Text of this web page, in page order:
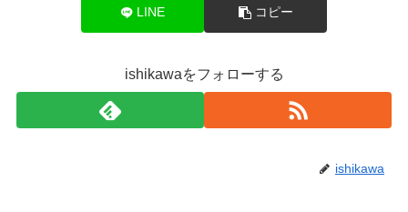
LINE コピー
ishikawaをフォローする
ishikawa